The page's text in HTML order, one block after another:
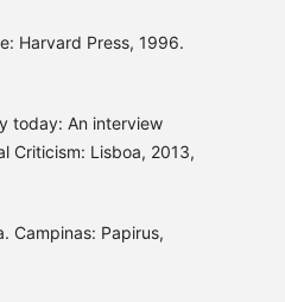
Harvard Press, 1996.
today: An interview
Criticism: Lisboa, 2013,
Campinas: Papirus,